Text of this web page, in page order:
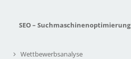
SEO – Suchmaschinenoptimierung
Wettbewerbsanalyse